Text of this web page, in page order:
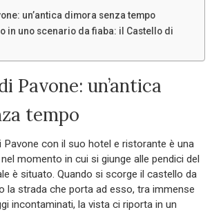
un’antica dimora senza tempo
in uno scenario da fiaba: il Castello di
Pavone: un’antica
tempo
Pavone con il suo hotel e ristorante è una
momento in cui si giunge alle pendici del
è situato. Quando si scorge il castello da
la strada che porta ad esso, tra immense
incontaminati, la vista ci riporta in un